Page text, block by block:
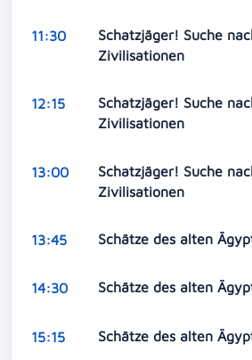
11:30
Schatzjäger! Suche
Zivilisationen
12:15
Schatzjäger! Suche
Zivilisationen
13:00
Schatzjäger! Suche
Zivilisationen
13:45 Schätze des alten
14:30 Schätze des alten
15:15 Schätze des alten